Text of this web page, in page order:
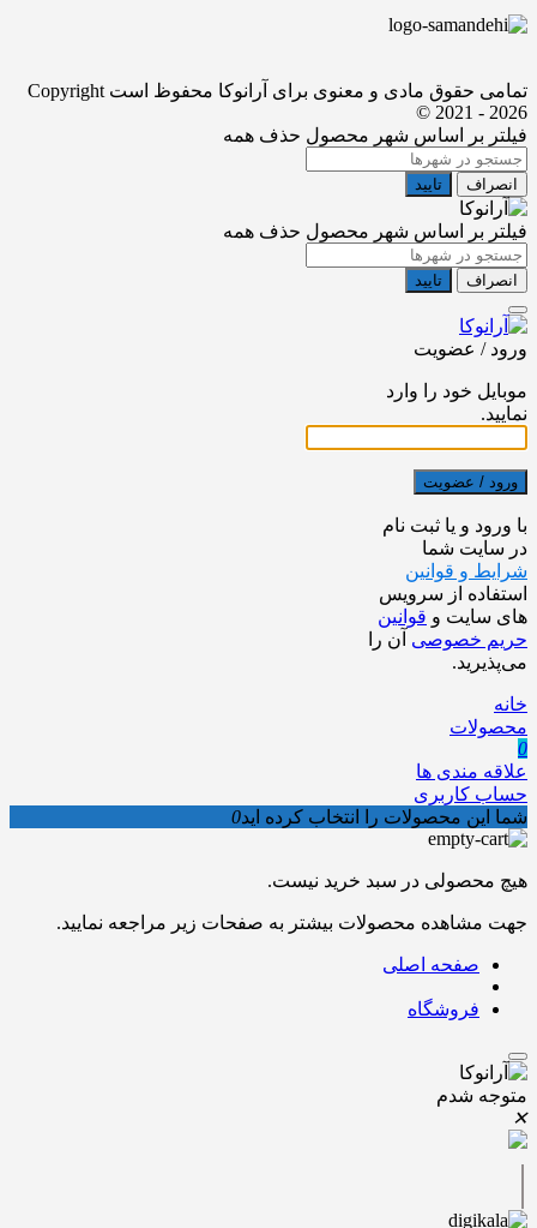
تمامی حقوق مادی و معنوی برای آرانوکا محفوظ است Copyright
© 2021 - 2026
فیلتر بر اساس شهر محصول حذف همه
انصراف تایید
فیلتر بر اساس شهر محصول حذف همه
انصراف تایید
ورود / عضویت
موبایل خود را وارد
نمایید.
ورود / عضویت
با ورود و یا ثبت نام
در سایت شما
شرایط و قوانین
استفاده از سرویس
های سایت و قوانین
حریم خصوصی آن را
می‌پذیرید.
خانه
محصولات
0
علاقه مندی ها
حساب کاربری
شما این محصولات را انتخاب کرده اید0
هیچ محصولی در سبد خرید نیست.
جهت مشاهده محصولات بیشتر به صفحات زیر مراجعه نمایید.
صفحه اصلی
فروشگاه
متوجه شدم
✕
|